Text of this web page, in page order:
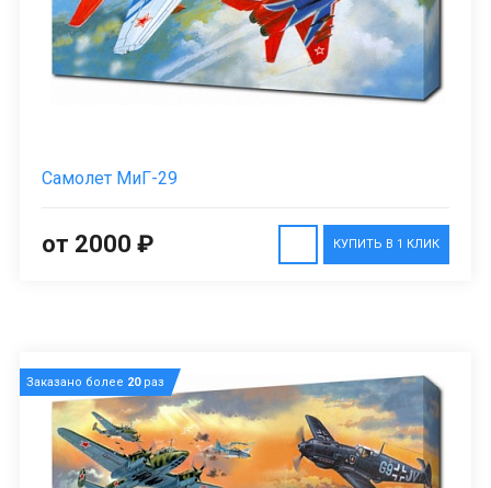
Самолет МиГ-29
КУПИТЬ В 1 КЛИК
от 2000 ₽
Заказано более 20раз